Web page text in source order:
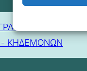
-
ΚΗΔΕΜΟΝΩΝ